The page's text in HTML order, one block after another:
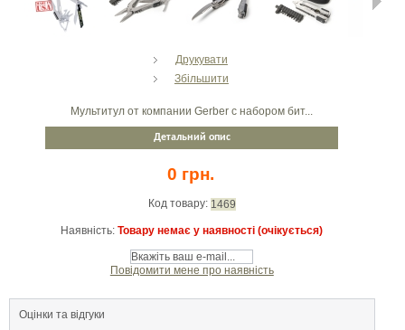
Друкувати
Збільшити
Мультитул от компании Gerber с набором бит...
Детальний опис
0 грн.
Код товару: 1469
Наявність: Товару немає у наявності (очікується)
Повідомити мене про наявність
Оцінки та відгуки